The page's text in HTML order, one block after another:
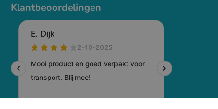
Klantbeoordelingen